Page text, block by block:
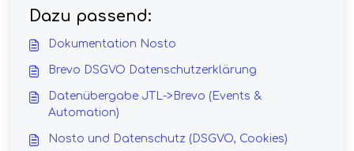
Dazu passend:
Dokumentation Nosto
Brevo DSGVO Datenschutzerklärung
Datenübergabe JTL->Brevo (Events &
Automation)
Nosto und Datenschutz (DSGVO, Cookies)